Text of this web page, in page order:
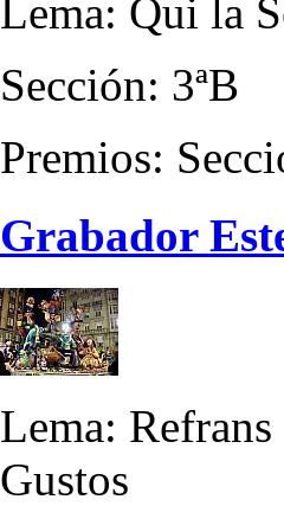
Lema: Qui la
Sección: 3ªB
Premios:
Grabador
Lema:
Gustos